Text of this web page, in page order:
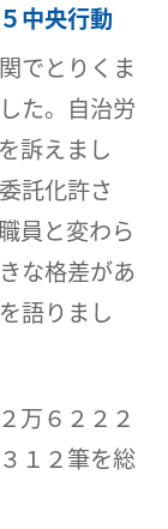
中央行動
でとりくま
た。自治労
訴えまし
託化許さ
員と変わら
な格差があ
語りまし
万６２２２
１２筆を総